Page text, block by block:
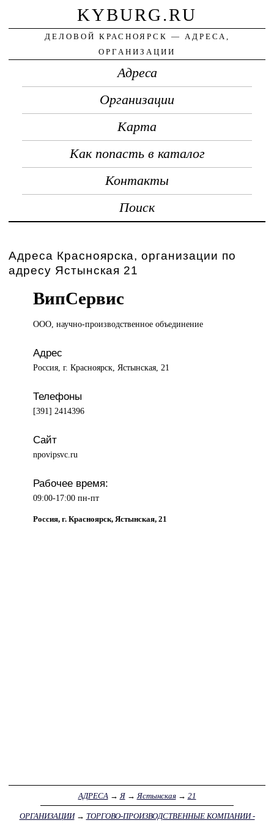
KYBURG.RU
ДЕЛОВОЙ КРАСНОЯРСК — АДРЕСА,
ОРГАНИЗАЦИИ
Адреса
Организации
Карта
Как попасть в каталог
Контакты
Поиск
Адреса Красноярска, организации по
адресу Ястынская 21
ВипСервис
ООО, научно-производственноеобъединение
Адрес
Россия, г. Красноярск, Ястынская, 21
Телефоны
[391] 2414396
Сайт
npovipsvc.ru
Рабочее время:
09:00-17:00 пн-пт
Россия, г. Красноярск, Ястынская, 21
АДРЕСА → Я→ Ястынская→ 21
ОРГАНИЗАЦИИ→ ТОРГОВО-ПРОИЗВОДСТВЕННЫЕ КОМПАНИИ -